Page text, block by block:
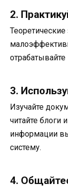
2.
3.
Изучайте
читайте
информации
систему.
4.